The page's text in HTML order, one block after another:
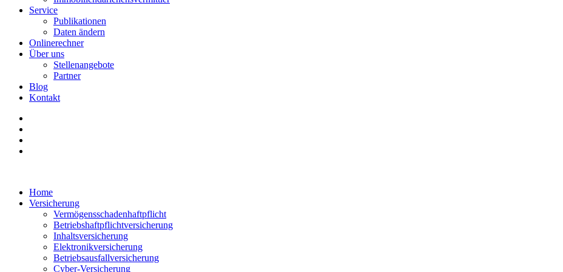
Service
Publikationen
Daten ändern
Onlinerechner
Über uns
Stellenangebote
Partner
Blog
Kontakt
Home
Versicherung
Vermögensschadenhaftpflicht
Betriebshaftpflichtversicherung
Inhaltsversicherung
Elektronikversicherung
Betriebsausfallversicherung
Cyber-Versicherung